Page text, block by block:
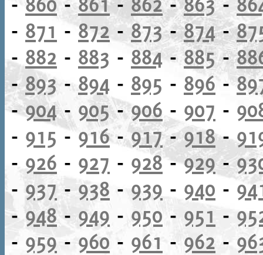
- 871 -872 -873-874-
- 882 - 883 - 884-885-
-893-894 - 895 - 896-
-904- 905-906 - 907 -
- 915 -916-917-918-
- 926 - 927 - 928-929-
- 937 -938 - 939 - 940 -
-948- 949 - 950 - 951 -
- 959 - 960 - 961 - 962 -